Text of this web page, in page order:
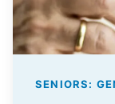
SENIORS: